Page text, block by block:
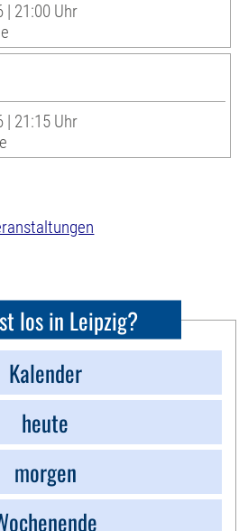
| 21:00 Uhr
| 21:15 Uhr
los in Leipzig?
Kalender
heute
morgen